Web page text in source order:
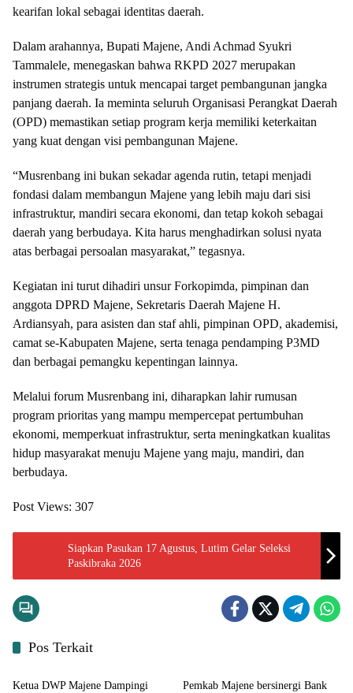
kearifan lokal sebagai identitas daerah.
Dalam arahannya, Bupati Majene, Andi Achmad Syukri
Tammalele, menegaskan bahwa RKPD 2027 merupakan
instrumen strategis untuk mencapai target pembangunan jangka
panjang daerah. Ia meminta seluruh Organisasi Perangkat Daerah
(OPD) memastikan setiap program kerja memiliki keterkaitan
yang kuat dengan visi pembangunan Majene.
“Musrenbang ini bukan sekadar agenda rutin, tetapi menjadi
fondasi dalam membangun Majene yang lebih maju dari sisi
infrastruktur, mandiri secara ekonomi, dan tetap kokoh sebagai
daerah yang berbudaya. Kita harus menghadirkan solusi nyata
atas berbagai persoalan masyarakat,” tegasnya.
Kegiatan ini turut dihadiri unsur Forkopimda, pimpinan dan
anggota DPRD Majene, Sekretaris Daerah Majene H.
Ardiansyah, para asisten dan staf ahli, pimpinan OPD, akademisi,
camat se-Kabupaten Majene, serta tenaga pendamping P3MD
dan berbagai pemangku kepentingan lainnya.
Melalui forum Musrenbang ini, diharapkan lahir rumusan
program prioritas yang mampu mempercepat pertumbuhan
ekonomi, memperkuat infrastruktur, serta meningkatkan kualitas
hidup masyarakat menuju Majene yang maju, mandiri, dan
berbudaya.
Post Views: 307
Siapkan Pasukan 17 Agustus, Lutim Gelar Seleksi
Paskibraka 2026
Pos Terkait
Input Sulbar
Ketua DWP Majene Dampingi
Pemkab Majene bersinergi Bank